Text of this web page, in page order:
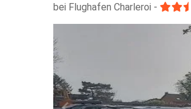
bei Flughafen Charleroi -